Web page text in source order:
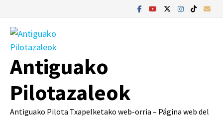
contenido
Antiguako
Pilotazaleok
Antiguako Pilota Txapelketako web-orria – Página web del